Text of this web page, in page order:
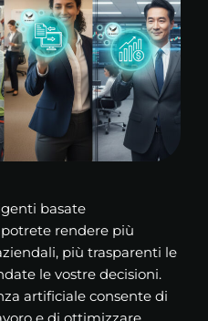
basate
rendere più
più trasparenti le
le vostre decisioni.
artificiale consente di